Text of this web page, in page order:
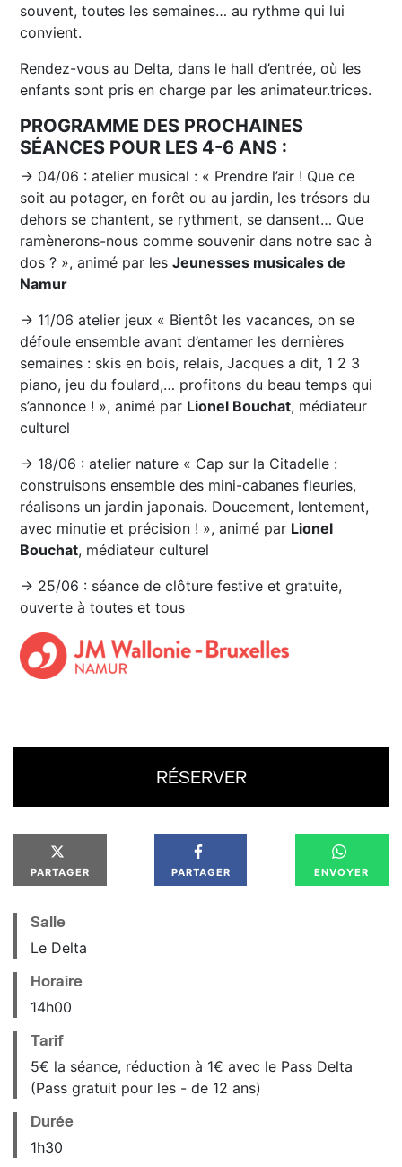
souvent, toutes les semaines… au rythme qui lui
convient.
Rendez-vous au Delta, dans le hall d’entrée, où les
enfants sont pris en charge par les animateur.trices.
PROGRAMME DES PROCHAINES
SÉANCES POUR LES 4-6 ANS :
→ 04/06 : atelier musical : « Prendre l’air ! Que ce
soit au potager, en forêt ou au jardin, les trésors du
dehors se chantent, se rythment, se dansent… Que
ramènerons-nous comme souvenir dans notre sac à
dos ? », animé par lesJeunesses musicales de
Namur
→ 11/06 atelier jeux « Bientôt les vacances, on se
défoule ensemble avant d’entamer les dernières
semaines : skis en bois, relais, Jacques a dit, 1 2 3
piano, jeu du foulard,… profitons du beau temps qui
s’annonce ! », animé par Lionel Bouchat, médiateur
culturel
→ 18/06 : atelier nature « Cap sur la Citadelle :
construisons ensemble des mini-cabanes fleuries,
réalisons un jardin japonais. Doucement, lentement,
avec minutie et précision ! », animé par Lionel
Bouchat, médiateur culturel
→ 25/06 : séance de clôture festive et gratuite,
ouverte à toutes et tous
RÉSERVER
PARTAGER PARTAGER ENVOYER
Salle
Le Delta
Horaire
14h00
Tarif
5€ la séance, réduction à 1€ avec le Pass Delta
(Pass gratuit pour les - de 12 ans)
Durée
1h30